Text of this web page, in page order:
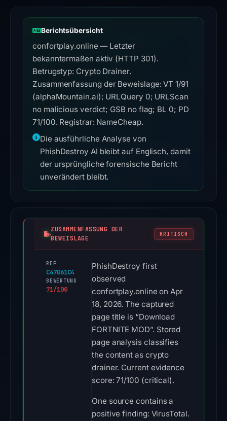
Berichtsübersicht
confortplay.online — Letzter
bekanntermaßen aktiv (HTTP 301).
Betrugstyp: Crypto Drainer.
Zusammenfassung der Beweislage: VT 1/91
(alphaMountain.ai); URLQuery 0; URLScan
no malicious verdict; GSB no flag; BL 0; PD
71/100. Registrar: NameCheap.
Die ausführliche Analyse von
PhishDestroy AI bleibt auf Englisch, damit
der ursprüngliche forensische Bericht
unverändert bleibt.
ZUSAMMENFASSUNG DER
BEWEISLAGE
KRITISCH
REF
C47061C4
BEWERTUNG
71/100
PhishDestroy first
observed
confortplay.online on Apr
18, 2026. The captured
page title is “Download
FORTNITE MOD”. Stored
page analysis classifies
the content as crypto
drainer. Current evidence
score: 71/100 (critical).
One source contains a
positive finding: VirusTotal.